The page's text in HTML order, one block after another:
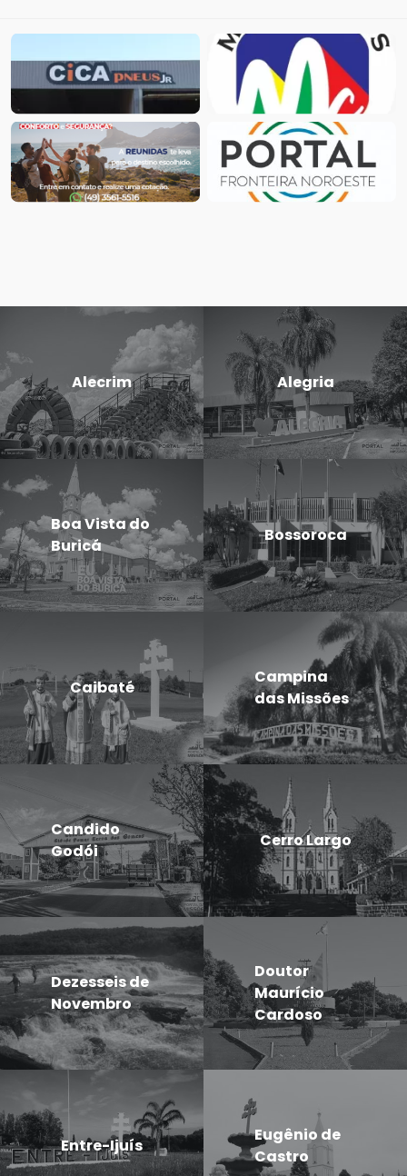
Alecrim Alegria
Boa Vista do
Buricá
Bossoroca
Caibaté
Campina
das Missões
Candido
Godói
Cerro Largo
Dezesseis de
Novembro
Doutor
Maurício
Cardoso
Entre-Ijuís
Eugênio de
Castro